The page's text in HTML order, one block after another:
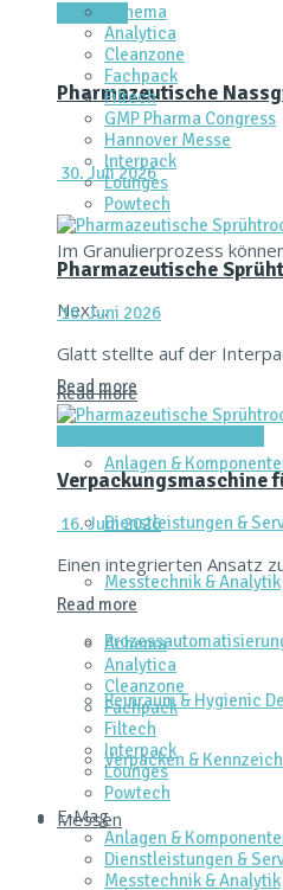
Aktuelles
Pharmazeutische
30. Juli 2026
Im Granulierprozess
Next...
Read more
Anlagen &
Dienstleistungen &
Messtechnik & Analytik
Reinraum & Hygienic
Verpacken &
Messen
Achema
Analytica
Cleanzone
Fachpack
Filtech
GMP Pharma Congress
Hannover Messe
Interpack
Lounges
Powtech
Pharmazeutische
16. Juni 2026
Glatt stellte auf der
Read more
Verpackungsmaschine
16. Juni 2026
Einen integrierten Ansatz
Read more
Achema
Analytica
Cleanzone
Fachpack
Filtech
Interpack
Lounges
Powtech
E‑Mag
Anlagen &
Dienstleistungen &
Messtechnik & Analytik